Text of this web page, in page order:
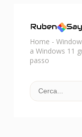
Home -
a Windows 11
passo